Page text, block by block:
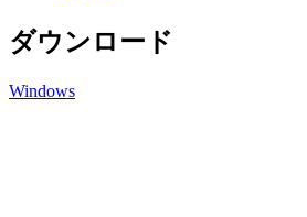
ダウンロード
Windows